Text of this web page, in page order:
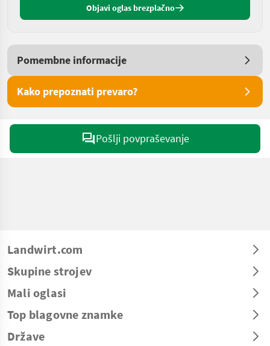
Objavi oglas brezplačno
Pomembne informacije
Kako prepoznati prevaro?
Pošlji povpraševanje
Landwirt.com
Skupine strojev
Mali oglasi
Top blagovne znamke
Države